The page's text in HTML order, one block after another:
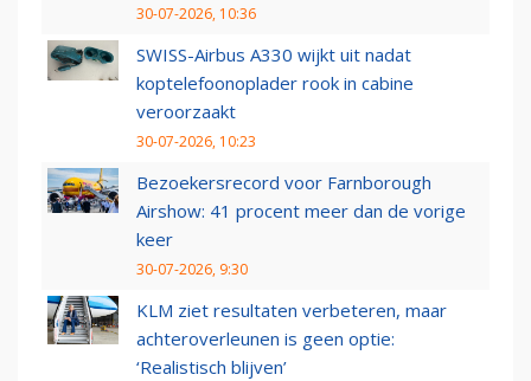
30-07-2026, 10:36
SWISS-Airbus A330 wijkt uit nadat
koptelefoonoplader rook in cabine
veroorzaakt
30-07-2026, 10:23
Bezoekersrecord voor Farnborough
Airshow: 41 procent meer dan de vorige
keer
30-07-2026, 9:30
KLM ziet resultaten verbeteren, maar
achteroverleunen is geen optie:
‘Realistisch blijven’